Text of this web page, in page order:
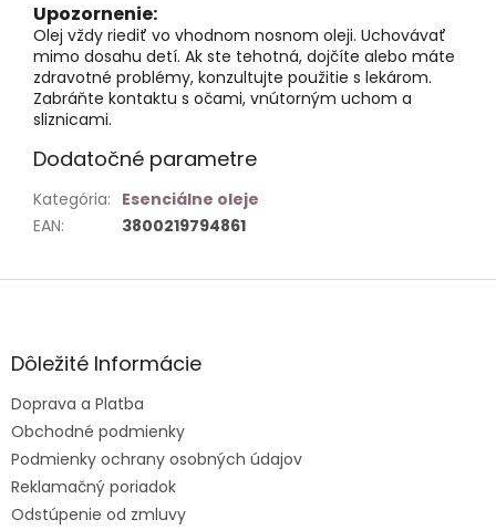
Upozornenie:
Olej vždy riediť vo vhodnom nosnom oleji. Uchovávať
mimo dosahu detí. Ak ste tehotná, dojčíte alebo máte
zdravotné problémy, konzultujte použitie s lekárom.
Zabráňte kontaktu s očami, vnútorným uchom a
sliznicami.
Dodatočné parametre
Kategória: Esenciálne oleje
EAN: 3800219794861
Z
ä
e
Dôležité Informácie
Doprava a Platba
Obchodné podmienky
Podmienky ochrany osobných údajov
Reklamačný poriadok
Odstúpenie od zmluvy